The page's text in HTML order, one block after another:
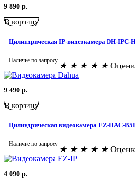
9 890 р.
В корзину
Цилиндрическая IP-видеокамера DH-IPC-
Наличие по запросу
★ ★ ★ ★ ★
9 490 р.
В корзину
Цилиндрическая видеокамера EZ-HAC-
Наличие по запросу
★ ★ ★ ★ ★
4 090 р.